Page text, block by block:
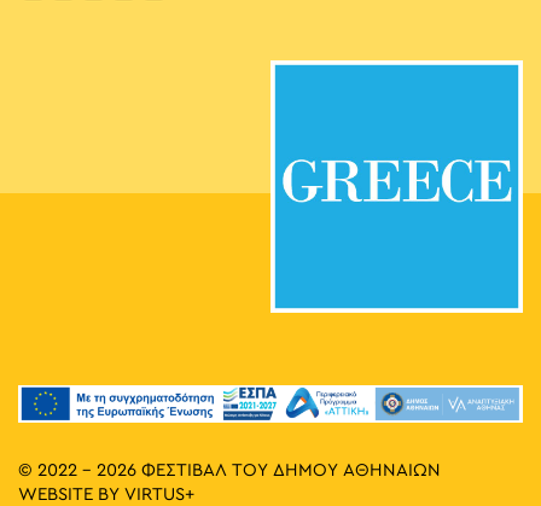
© 2022 - 2026 ΦΕΣΤΙΒΑΛ ΤΟΥ ΔΗΜΟΥ ΑΘΗΝΑΙΩΝ
WEBSITE BY VIRTUS+